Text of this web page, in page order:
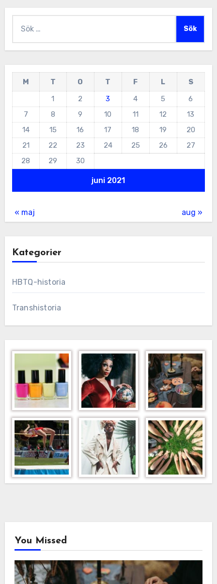
efter:
juni 2021
M T O T F L
S
1
2 3 4 5
6
7
8 9 10 11 12
13
14
15 16 17 18 19
20
21
22 23 24 25 26
27
28
29 30
« maj aug »
Kategorier
HBTQ-historia
Transhistoria
You Missed